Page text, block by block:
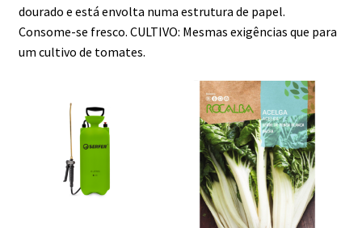
dourado e está envolta numa estrutura de papel.
Consome-se fresco. CULTIVO: Mesmas exigências que para
um cultivo de tomates.